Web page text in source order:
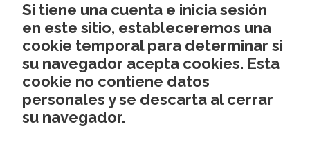
Si tiene una cuenta e inicia sesión
en este sitio, estableceremos una
cookie temporal para determinar si
su navegador acepta cookies. Esta
cookie no contiene datos
personales y se descarta al cerrar
su navegador.